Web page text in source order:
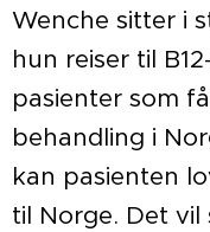
Wenche sitter i
hun reiser til
pasienter som
behandling i
kan pasienten
til Norge. Det